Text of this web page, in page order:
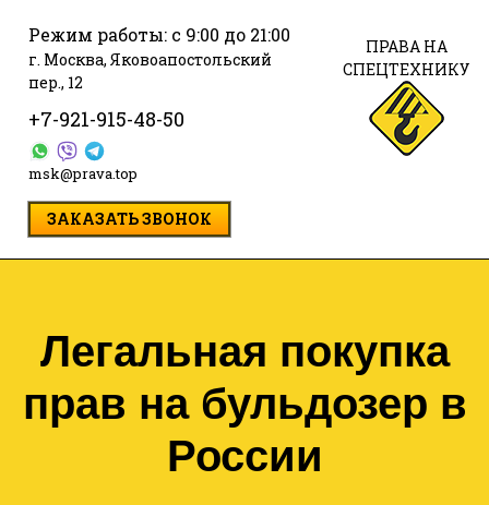
Режим работы: с 9:00 до 21:00
г. Москва, Яковоапостольский
пер., 12
ПРАВА НА
СПЕЦТЕХНИКУ
+7-921-915-48-50
msk@prava.top
ЗАКАЗАТЬ ЗВОНОК
Легальная покупка
прав на бульдозер в
России